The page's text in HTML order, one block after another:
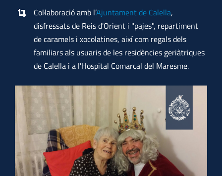
Col·laboració amb l’Ajuntament de Calella,
disfressats de Reis d'Orient i "pajes", repartiment
de caramels i xocolatines, així com regals dels
familiars als usuaris de les residències geriàtriques
de Calella i a l'Hospital Comarcal del Maresme.